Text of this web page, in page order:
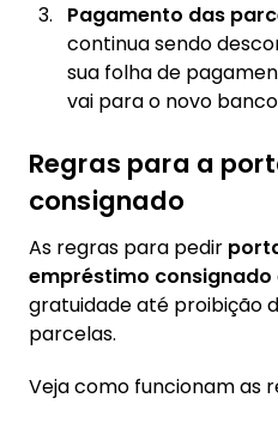
Pagamento das
continua sendo
sua folha de
vai para o novo
Regras para a
consignado
As regras para pedir
empréstimo consignado
gratuidade até proibição
parcelas.
Veja como funcionam as